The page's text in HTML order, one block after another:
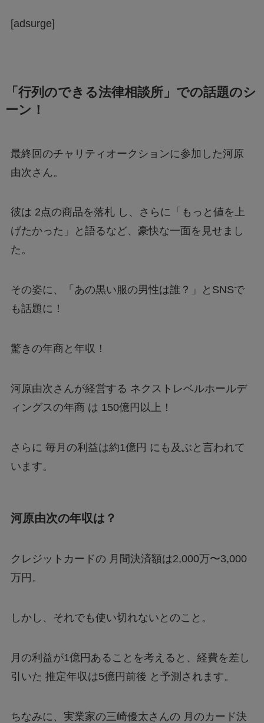
[adsurge]
「行列のできる法律相談所」での話題のシ
ーン！
最終回のチャリティオークションに参加した河原
由次さん。
彼は 2点の商品を落札 し、さらに「もっと値を上
げたかった」と語るなど、豪快な一面を見せまし
た。
その姿に、「あの黒い服の男性は誰？」とSNSで
も話題に！
驚きの年商と年収！
河原由次さんが経営する ネクストレベルホールデ
ィングスの年商 は 150億円以上！
さらに 毎月の利益は約1億円 にも及ぶと言われて
います。
河原由次の年収は？
クレジットカードの 月間決済額は2,000万〜3,000
万円。
しかし、それでも使い切れないとのこと。
月の利益が1億円あることを考えると、経費を差し
引いた 推定年収は5億円前後 と予測されます。
ちなみに、実業家の三崎優太さんの 月のカード決